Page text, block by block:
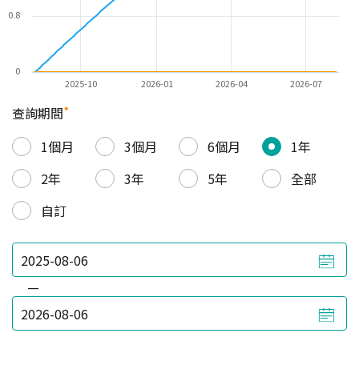
2025-10 2026-01 2026-04 2026-07
0
0.8
查詢期間*
1個月
3個月 6個月
1年
2年
3年 5年
全部
自訂
—